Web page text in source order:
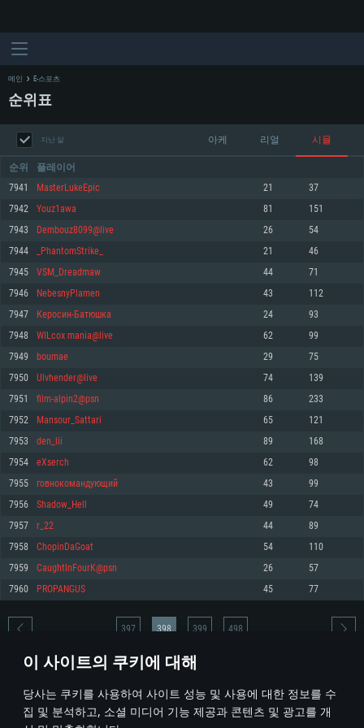
이 사이트의 쿠키에 대해
당사는 쿠키를 사용하여 사이트 성능 및 사용에 대한 정보를 수
집 및 분석하고, 소셜 미디어 기능 제공과 콘텐츠 및 광고를 개
최소사양
운영체제: Windows 10 (64 bit)
프로세서: 2.2 GHz 듀얼코어 이상
메모리: 4GB
그래픽 카드: DirectX 11 이상을 지원하는 AMD Radeon 77XX / NVIDIA
GeForce GT 660. 최소 사양 해상도: 720p
네트워크: 브로드밴드 인터넷
여유 저장 공간: 22.1 GB (최소 클라이언트)
권장 사양
570 혹은 그 이상
여유 저장 공간: 62.2 GB (전체 클라이언트)
최소사양
운영체제: Mac OS Big Sur 11.0
프로세서: 최소 2.2 GHz의 Core i5 (Intel Xeon 은 지원하지 않습니다)
메모리: 6 GB
그래픽 카드: Metal 을 지원하는 Intel Iris Pro 5200 (Mac), 혹은 이와 비슷한 성
능을 가지는 Mac 버전의 AMD/Nvidia. 최소 해상도: 720p
네트워크: 브로드밴드 인터넷
여유 저장 공간: 22.1 GB (최소 클라이언트)
권장 사양
네트워크: 브로드밴드 인터넷
여유 저장 공간: 62.2 GB (전체 클라이언트)
최소사양
운영체제: 64bit Linux 중 최신 버전
프로세서: 2.4 GHz 듀얼코어
메모리: 4 GB
그래픽 카드: Vulkan 을 지원하고, 최신 그래픽 드라이버를 지원하는 NVIDIA
660 (6개월 미만) 혹은 그와 동급의 성능을 가지며 최신 그래픽 드라이버를 지
원하는 AMD (6개월 미만; 최소사양 지원 해상도 720p)
네트워크: 브로드밴드 인터넷
여유 저장 공간: 22.1 GB (최소 클라이언트)
권장 사양
운영체제: Ubuntu 20.04 64bit
프로세서: Intel Core i7
메모리: 16 GB
그래픽 카드: Vulkan 을 지원하고, 최신 그래픽 드라이버를 지원하는 NVIDIA
1060 (6개월 미만) 혹은 그와 동급의 성능을 가지며 최신 그래픽 드라이버를
지원하는 AMD RX 570 (6개월 미만; 최소사양 지원 해상도 720p) 이상
여유 저장 공간: 62.2 GB (전체 클라이언트)
메인 E-스포츠
순위표
지난 달 아케 리얼 시뮬
순위 플레이어
7941 MasterLukeEpic 21 37
7942 Youz1awa 81 151
7943 Dembouz8099@live 26 54
7944 _PhantomStrike_ 21 46
7945 VSM_Dreadmaw 44 71
7946 NebesnyPlamen 43 112
7947 Керосин-Батюшка 24 93
7948 WILcox mania@live 62 99
7949 boumae 29 75
7950 Ulvhender@live 74 139
7951 film-alpin2@psn 86 233
7952 Mansour_Sattari 65 121
7953 den_lii 89 168
7954 eXserch 62 98
7955 гoвнoкомандующий 43 99
7956 Shadow_Hell 49 74
7957 r_22 44 89
7958 ChopinDaGoat 54 110
7959 CaughtlnFourK@psn 26 57
7960 PROPANGUS 45 77
* 순위표는 매일 1회 갱신됩니다
397 398 399 498